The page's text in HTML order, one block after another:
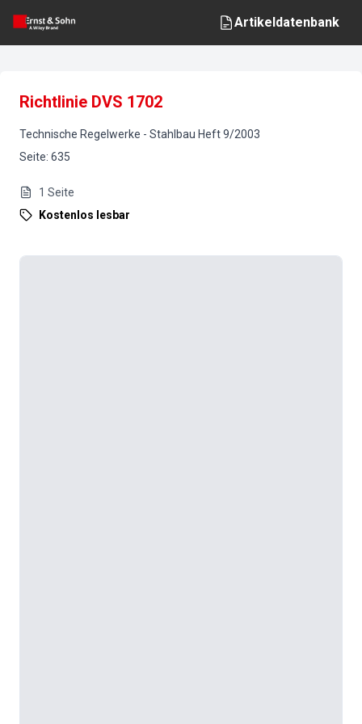
Artikeldatenbank
Richtlinie DVS 1702
Technische Regelwerke - Stahlbau Heft9/2003
Seite: 635
1 Seite
Kostenlos lesbar